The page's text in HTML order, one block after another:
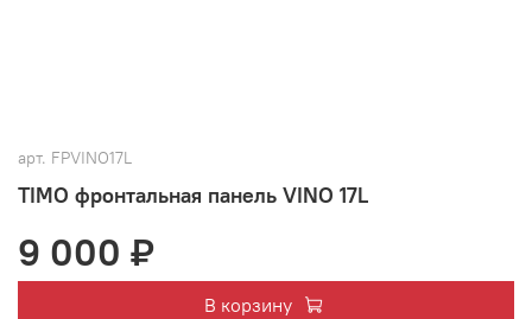
арт. FPVINO17L
TIMO фронтальная панель VINO 17L
9 000 ₽
В корзину